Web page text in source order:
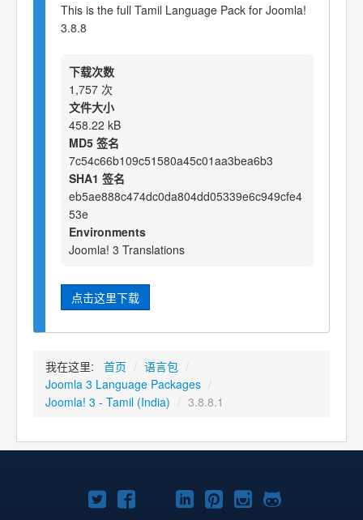
This is the full Tamil Language Pack for Joomla!
3.8.8
下载次数
1,757 次
文件大小
458.22 kB
MD5 签名
7c54c66b109c51580a45c01aa3bea6b3
SHA1 签名
eb5ae888c474dc0da804dd05339e6c949cfe4
53e
Environments
Joomla! 3 Translations
点击这里下载
我在这里: 首页 / 语言包 /
Joomla 3 Language Packages /
Joomla! 3 - Tamil (India) / 3.8.8.1
TwitterFacebookYouTube
LinkedIn
Pinterest
Instagram
GitHub